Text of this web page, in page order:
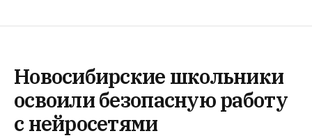
Новосибирские школьники
освоили безопасную работу
с нейросетями